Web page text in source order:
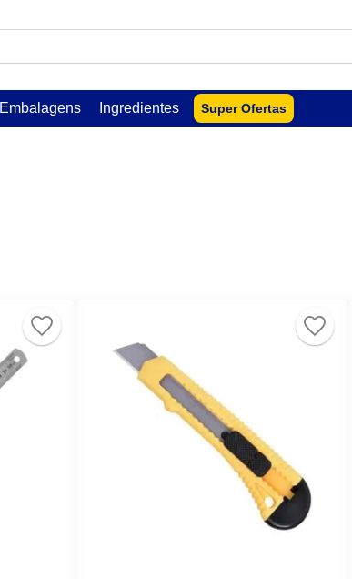
Embalagens Ingredientes Super Ofertas